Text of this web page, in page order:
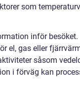
som
inför
el, gas eller
såsom
i förväg kan